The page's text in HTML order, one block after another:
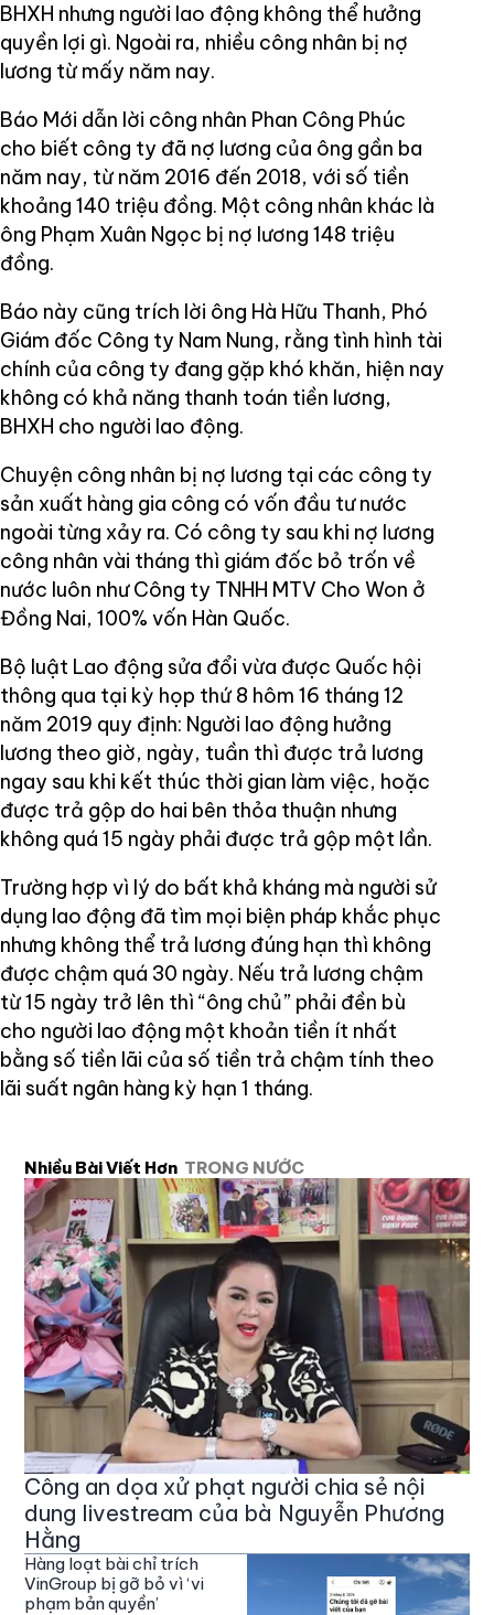
BHXH nhưng người lao động không thể hưởng
quyền lợi gì. Ngoài ra, nhiều công nhân bị nợ
lương từ mấy năm nay.
Báo Mới dẫn lời công nhân Phan Công Phúc
cho biết công ty đã nợ lương của ông gần ba
năm nay, từ năm 2016 đến 2018, với số tiền
khoảng 140 triệu đồng. Một công nhân khác là
ông Phạm Xuân Ngọc bị nợ lương 148 triệu
đồng.
Báo này cũng trích lời ông Hà Hữu Thanh, Phó
Giám đốc Công ty Nam Nung, rằng tình hình tài
chính của công ty đang gặp khó khăn, hiện nay
không có khả năng thanh toán tiền lương,
BHXH cho người lao động.
Chuyện công nhân bị nợ lương tại các công ty
sản xuất hàng gia công có vốn đầu tư nước
ngoài từng xảy ra. Có công ty sau khi nợ lương
công nhân vài tháng thì giám đốc bỏ trốn về
nước luôn như Công ty TNHH MTV Cho Won ở
Đồng Nai, 100% vốn Hàn Quốc.
Bộ luật Lao động sửa đổi vừa được Quốc hội
thông qua tại kỳ họp thứ 8 hôm 16 tháng 12
năm 2019 quy định: Người lao động hưởng
lương theo giờ, ngày, tuần thì được trả lương
ngay sau khi kết thúc thời gian làm việc, hoặc
được trả gộp do hai bên thỏa thuận nhưng
không quá 15 ngày phải được trả gộp một lần.
Trường hợp vì lý do bất khả kháng mà người sử
dụng lao động đã tìm mọi biện pháp khắc phục
nhưng không thể trả lương đúng hạn thì không
được chậm quá 30 ngày. Nếu trả lương chậm
từ 15 ngày trở lên thì “ông chủ” phải đền bù
cho người lao động một khoản tiền ít nhất
bằng số tiền lãi của số tiền trả chậm tính theo
lãi suất ngân hàng kỳ hạn 1 tháng.
Nhiều Bài Viết Hơn TRONG NƯỚC
Công an dọa xử phạt người chia sẻ nội
dung livestream của bà Nguyễn Phương
Hằng
Hàng loạt bài chỉ trích
VinGroup bị gỡ bỏ vì ‘vi
phạm bản quyền’